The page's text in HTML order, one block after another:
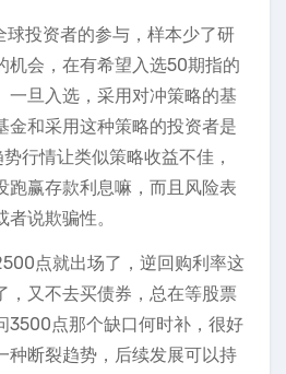
投资者的参与，样本少了研
机会，在有希望入选50期指的
一旦入选，采用对冲策略的基
金和采用这种策略的投资者是
行情让类似策略收益不佳，
跑赢存款利息嘛，而且风险表
说欺骗性。
点就出场了，逆回购利率这
，又不去买债券，总在等股票
3500点那个缺口何时补，很好
种断裂趋势，后续发展可以持